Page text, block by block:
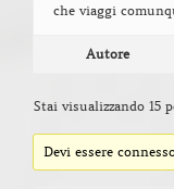
che viaggi
Autore
Stai visualizzando 15
Devi essere